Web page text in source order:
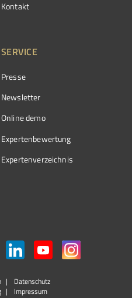
Kontakt
SERVICE
Presse
Newsletter
Online demo
Expertenbewertung
Expertenverzeichnis
Datenschutz
Impressum